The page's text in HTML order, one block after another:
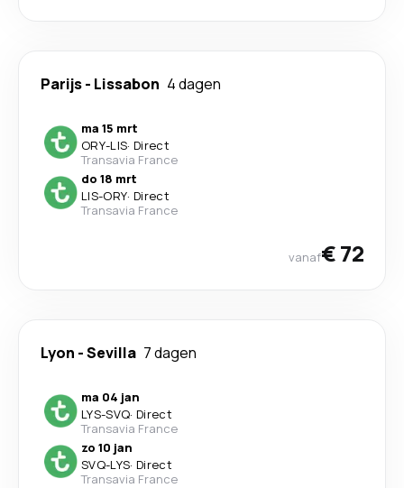
Parijs- Lissabon 4 dagen
ma 15 mrt
ORY-LIS· Direct
Transavia France
do 18 mrt
LIS-ORY· Direct
Transavia France
vanaf€ 72
Lyon -Sevilla 7 dagen
ma 04 jan
LYS-SVQ· Direct
Transavia France
zo 10 jan
SVQ-LYS· Direct
Transavia France